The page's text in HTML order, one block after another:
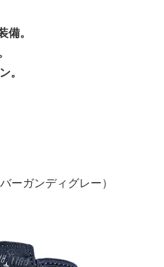
備。
。
ーガンディグレー）